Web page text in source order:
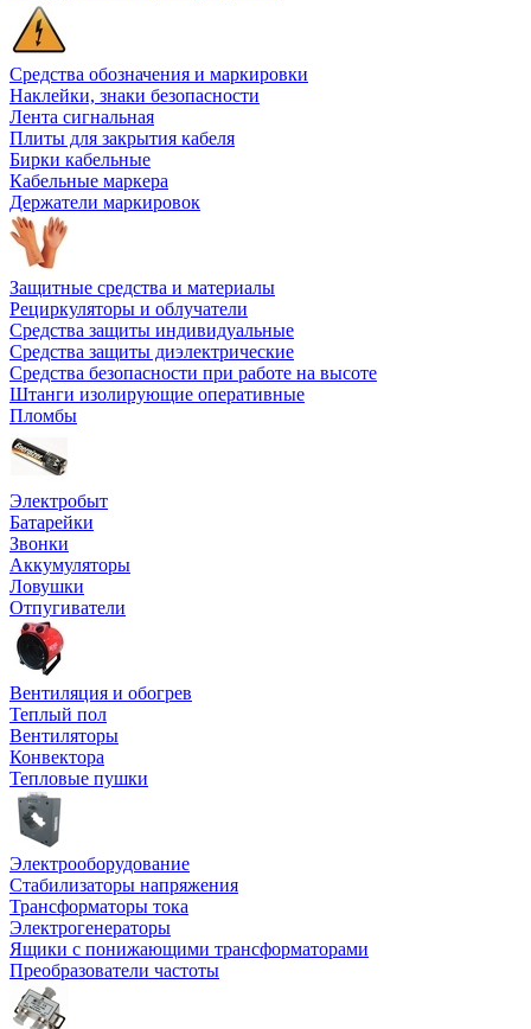
Средства обозначения и маркировки
Наклейки, знаки безопасности
Лента сигнальная
Плиты для закрытия кабеля
Бирки кабельные
Кабельные маркера
Держатели маркировок
Защитные средства и материалы
Рециркуляторы и облучатели
Средства защиты индивидуальные
Средства защиты диэлектрические
Средства безопасности при работе на высоте
Штанги изолирующие оперативные
Пломбы
Электробыт
Батарейки
Звонки
Аккумуляторы
Ловушки
Отпугиватели
Вентиляция и обогрев
Теплый пол
Вентиляторы
Конвектора
Тепловые пушки
Электрооборудование
Стабилизаторы напряжения
Трансформаторы тока
Электрогенераторы
Ящики с понижающими трансформаторами
Преобразователи частоты